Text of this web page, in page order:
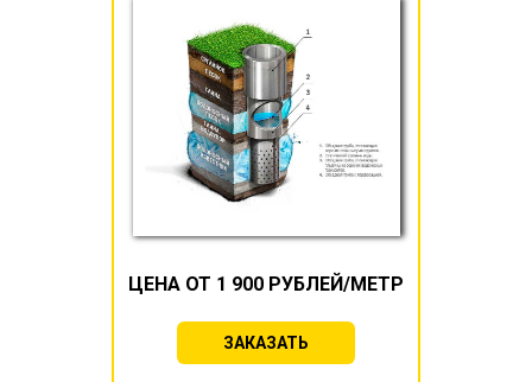
ЦЕНА ОТ 1 900 РУБЛЕЙ/МЕТР
ЗАКАЗАТЬ